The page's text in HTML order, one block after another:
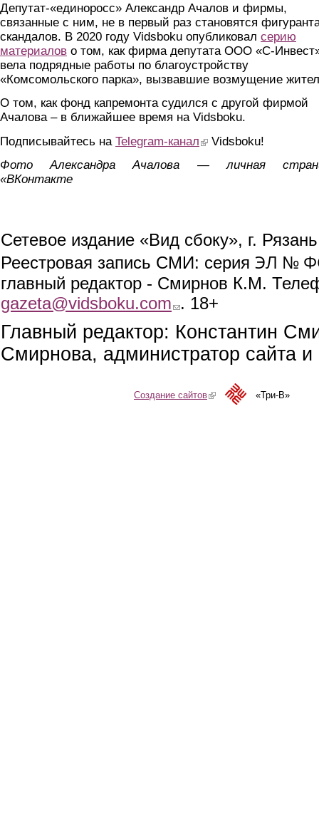
Депутат-«единоросс» Александр Ачалов и фирмы,
связанные с ним, не в первый раз становятся
скандалов. В 2020 году Vidsboku опубликовал серию
материалов о том, как фирма депутата ООО «С-
вела подрядные работы по благоустройству
«Комсомольского парка», вызвавшие возмущение
О том, как фонд капремонта судился с другой фирмой
Ачалова – в ближайшее время на Vidsboku.
Подписывайтесь на Telegram-канал (link is external)
Vidsboku!
Фото Александра Ачалова — личная
«ВКонтакте
Сетевое издание «Вид сбоку», г.
Реестровая запись СМИ: серия ЭЛ №
главный редактор - Смирнов К.М.
gazeta@vidsboku.com (link sends e-mail)
. 18+
Главный редактор: Константин
Смирнова, администратор сайта
Создание сайтов(link is external)«Три-В»